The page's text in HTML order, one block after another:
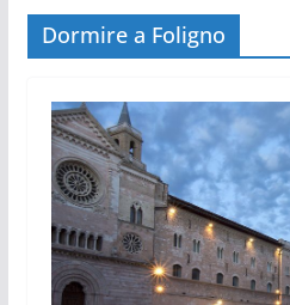
Dormire a Foligno